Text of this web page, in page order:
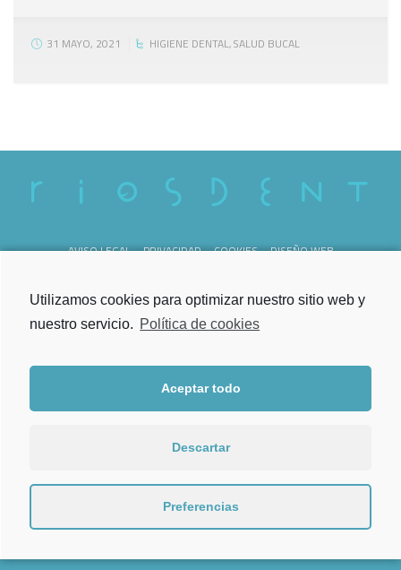
31 MAYO, 2021 HIGIENE DENTAL,SALUD BUCAL
AVISO LEGAL PRIVACIDAD COOKIES DISEÑO WEB
Lunes a Viernes
de 09.00h a 21.00h
Torrecedeira 52, Bajo
36202 Vigo
Utilizamos cookies para optimizar nuestro sitio web y
nuestro servicio. Política de cookies
Aceptar todo
Descartar
Preferencias